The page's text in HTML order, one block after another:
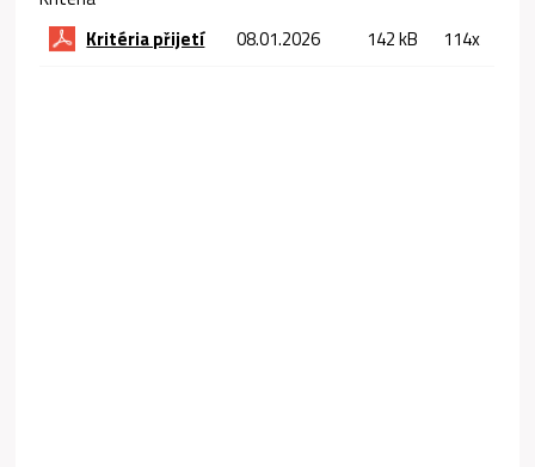
Kritéria přijetí
08.01.2026 142 kB 114x